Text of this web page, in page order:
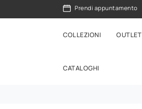
Prendi appuntamento
COLLEZIONI OUTLET
CATALOGHI